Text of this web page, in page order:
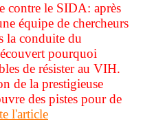
contre le SIDA: après
équipe de chercheurs
la conduite du
pourquoi
de résister au VIH.
de la prestigieuse
des pistes pour de
l'article